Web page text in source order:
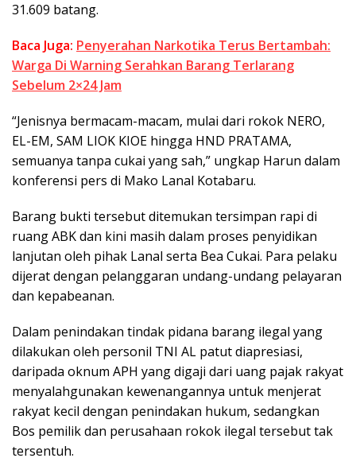
31.609 batang.
Baca Juga: Penyerahan Narkotika Terus Bertambah:
Warga Di Warning Serahkan Barang Terlarang
Sebelum 2×24 Jam
“Jenisnya bermacam-macam, mulai dari rokok NERO,
EL-EM, SAM LIOK KIOE hingga HND PRATAMA,
semuanya tanpa cukai yang sah,” ungkap Harun dalam
konferensi pers di Mako Lanal Kotabaru.
Barang bukti tersebut ditemukan tersimpan rapi di
ruang ABK dan kini masih dalam proses penyidikan
lanjutan oleh pihak Lanal serta Bea Cukai. Para pelaku
dijerat dengan pelanggaran undang-undang pelayaran
dan kepabeanan.
Dalam penindakan tindak pidana barang ilegal yang
dilakukan oleh personil TNI AL patut diapresiasi,
daripada oknum APH yang digaji dari uang pajak rakyat
menyalahgunakan kewenangannya untuk menjerat
rakyat kecil dengan penindakan hukum, sedangkan
Bos pemilik dan perusahaan rokok ilegal tersebut tak
tersentuh.